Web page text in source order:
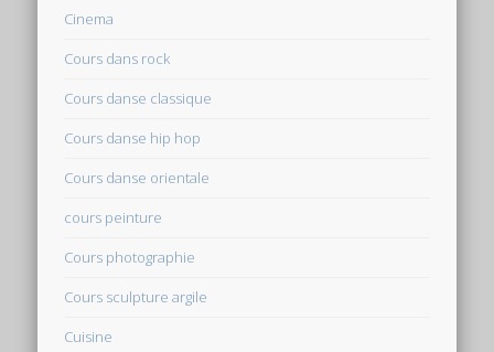
Cinema
Cours dans rock
Cours danse classique
Cours danse hip hop
Cours danse orientale
cours peinture
Cours photographie
Cours sculpture argile
Cuisine